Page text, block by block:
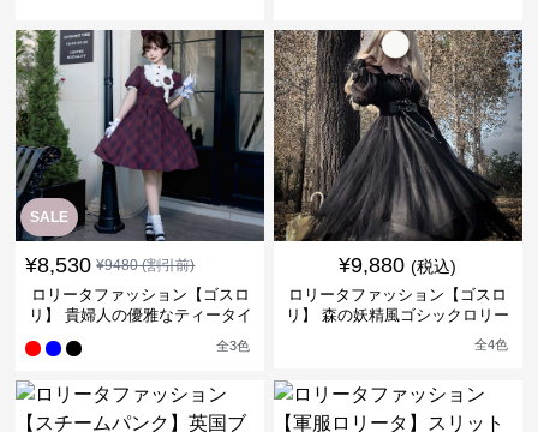
SALE
¥8,530 ¥9480(割引前)
ロリータファッション【ゴスロ
リ】 貴婦人の優雅なティータイ
全3色
¥9,880 (税込)
ロリータファッション【ゴスロ
リ】 森の妖精風ゴシックロリー
全4色